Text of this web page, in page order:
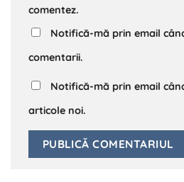
comentez.
Notifică-mă prin email
comentarii.
Notifică-mă prin email
articole noi.